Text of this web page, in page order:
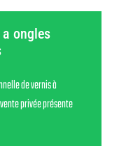
ongles
de vernis à
privée présente